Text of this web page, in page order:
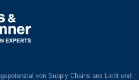
von Supply Chains ans Licht und